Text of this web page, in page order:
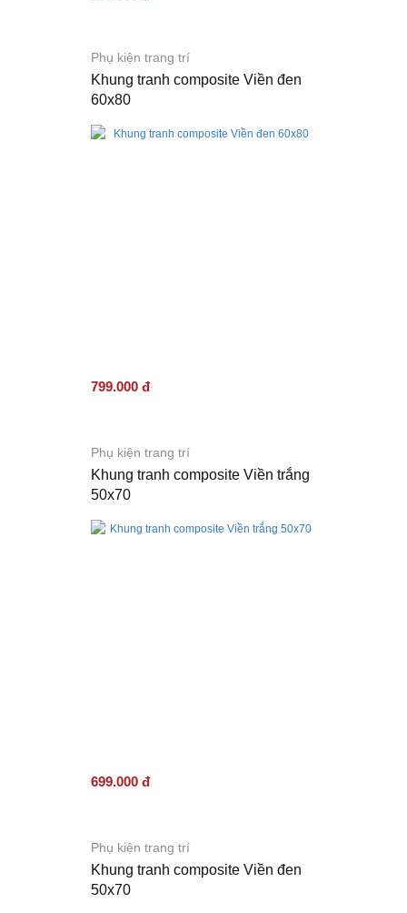
Phụ kiện trang trí
Khung tranh composite Viền đen
60x80
799.000 đ
Phụ kiện trang trí
Khung tranh composite Viền trắng
50x70
699.000 đ
Phụ kiện trang trí
Khung tranh composite Viền đen
50x70